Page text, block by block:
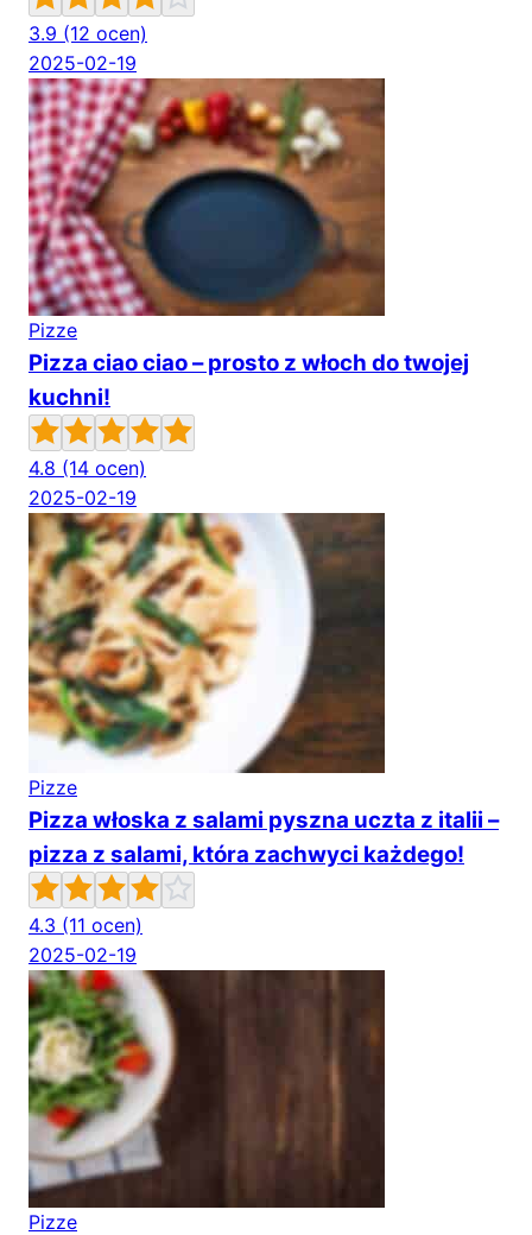
3.9 (12 ocen)
2025-02-19
Pizze
Pizza ciao ciao – prosto z włoch do twojej
kuchni!
4.8 (14 ocen)
2025-02-19
Pizze
Pizza włoska z salami pyszna uczta z italii –
pizza z salami, która zachwyci każdego!
4.3 (11 ocen)
2025-02-19
Pizze